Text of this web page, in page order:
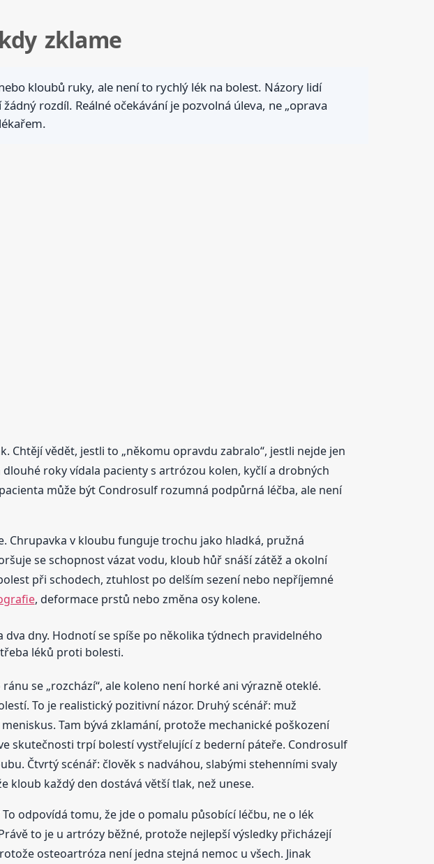
zklame
kloubů ruky, ale není to rychlý lék na bolest. Názory lidí
rozdíl. Reálné očekávání je pozvolná úleva, ne „oprava
Chtějí vědět, jestli to „někomu opravdu zabralo“, jestli nejde jen
roky vídala pacienty s artrózou kolen, kyčlí a drobných
může být Condrosulf rozumná podpůrná léčba, ale není
Chrupavka v kloubu funguje trochu jako hladká, pružná
se schopnost vázat vodu, kloub hůř snáší zátěž a okolní
při schodech, ztuhlost po delším sezení nebo nepříjemné
, deformace prstů nebo změna osy kolene.
dny. Hodnotí se spíše po několika týdnech pravidelného
léků proti bolesti.
se „rozchází“, ale koleno není horké ani výrazně oteklé.
To je realistický pozitivní názor. Druhý scénář: muž
Tam bývá zklamání, protože mechanické poškození
skutečnosti trpí bolestí vystřelující z bederní páteře. Condrosulf
Čtvrtý scénář: člověk s nadváhou, slabými stehenními svaly
kloub každý den dostává větší tlak, než unese.
odpovídá tomu, že jde o pomalu působící léčbu, ne o lék
to je u artrózy běžné, protože nejlepší výsledky přicházejí
osteoartróza není jedna stejná nemoc u všech. Jinak